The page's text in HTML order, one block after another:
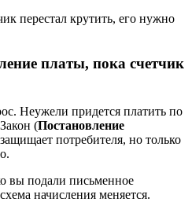
перестал крутить, его нужно
платы, пока счетчик
Неужели придется платить по
(Постановление
потребителя, но только
вы подали письменное
начисления меняется.